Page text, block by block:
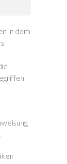
in dem